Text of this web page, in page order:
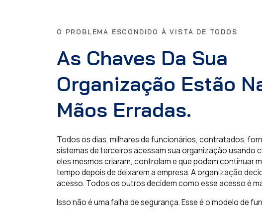
O PROBLEMA ESCONDIDO À VISTA DE TODOS
As Chaves Da Sua
Organização Estão
Mãos Erradas.
Todos os dias, milhares de funcionários, contratados,
sistemas de terceiros acessam sua organização usando
eles mesmos criaram, controlam e que podem continuar
tempo depois de deixarem a empresa. A organização
acesso. Todos os outros decidem como esse acesso é
Isso não é uma falha de segurança. Esse é o modelo de